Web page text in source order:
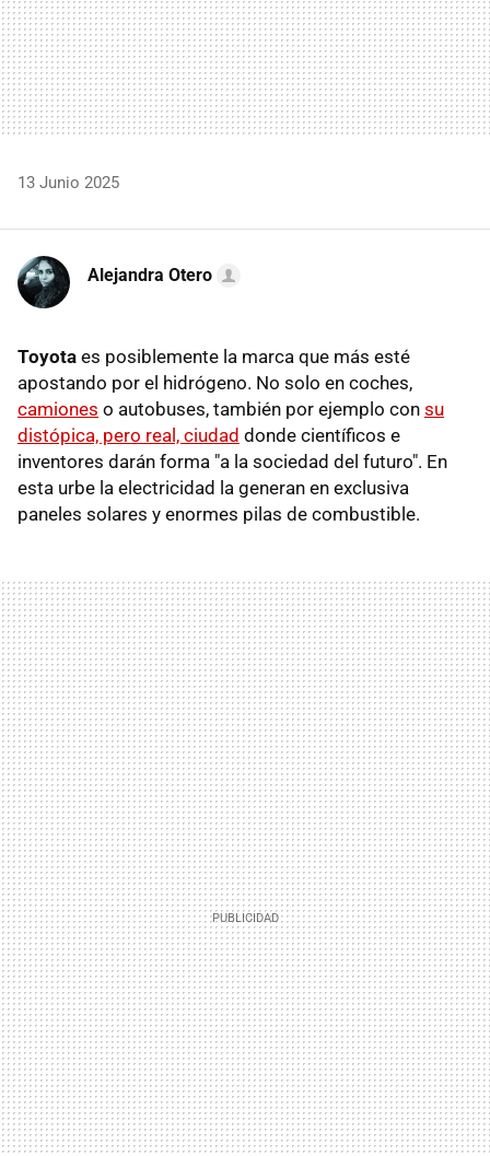
13 Junio 2025
Alejandra Otero
Toyota es posiblemente la marca que más esté
apostando por el hidrógeno. No solo en coches,
camiones o autobuses, también por ejemplo con su
distópica, pero real, ciudad donde científicos e
inventores darán forma "a la sociedad del futuro". En
esta urbe la electricidad la generan en exclusiva
paneles solares y enormes pilas de combustible.